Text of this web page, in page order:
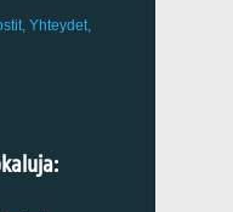
Yhteydet,